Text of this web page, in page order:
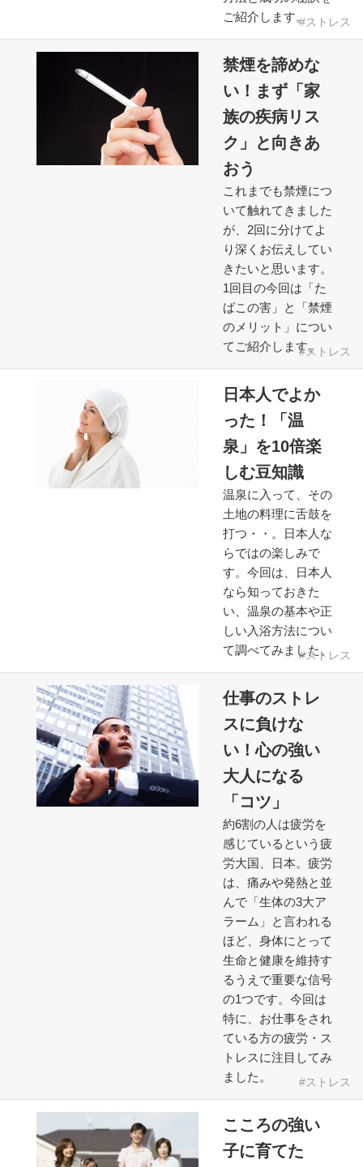
ご紹介します。ストレス
禁煙を諦めな
い！まず「家
族の疾病リス
ク」と向きあ
おう
これまでも禁煙につ
いて触れてきました
が、2回に分けてよ
り深くお伝えしてい
きたいと思います。
1回目の今回は「た
ばこの害」と「禁煙
のメリット」につい
てご紹介します。ストレス
日本人でよか
った！「温
泉」を10倍楽
しむ豆知識
温泉に入って、その
土地の料理に舌鼓を
打つ・・。日本人な
らではの楽しみで
す。今回は、日本人
なら知っておきた
い、温泉の基本や正
しい入浴方法につい
て調べてみました。
ストレス
仕事のストレ
スに負けな
い！心の強い
大人になる
「コツ」
約6割の人は疲労を
感じているという疲
労大国、日本。疲労
は、痛みや発熱と並
んで「生体の3大ア
ラーム」と言われる
ほど、身体にとって
生命と健康を維持す
るうえで重要な信号
の1つです。今回は
特に、お仕事をされ
ている方の疲労・ス
トレスに注目してみ
ました。
ストレス
こころの強い
子に育てた